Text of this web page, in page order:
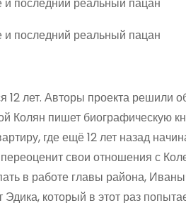
лет. Авторы проекта решили
Колян пишет биографическую
где ещё 12 лет назад
свои отношения с
в работе главы района,
который в этот раз